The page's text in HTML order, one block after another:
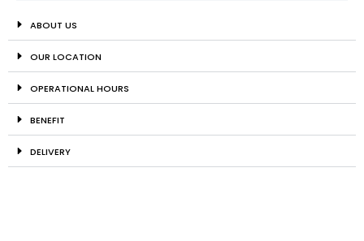
ABOUT US
OUR LOCATION
OPERATIONAL HOURS
BENEFIT
DELIVERY